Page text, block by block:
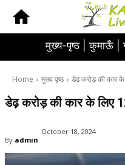
मुख्य-पृष्ठ |कुमाऊँ |
Home मुख्य पृष्ठ डेढ़ करोड़ की कार
डेढ़ करोड़ की कार के लिए
By admin
October 18, 2024